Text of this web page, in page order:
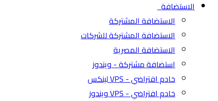
الاستضافة
الاستضافة المشتركة
الاستضافة المشتركة للشركات
الاستضافة المصرية
استضافة مشتركة - ويندوز
خادم افتراضي - VPS لينكس
خادم افتراضي - VPS ويندوز